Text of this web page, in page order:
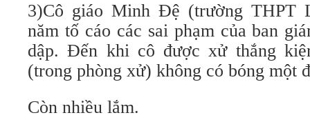
3)Cô giáo Minh Đệ (trường THPT
năm tố cáo các sai phạm của ban
dập. Đến khi cô được xử thắng
(trong phòng xử) không có bóng một
Còn nhiều lắm.